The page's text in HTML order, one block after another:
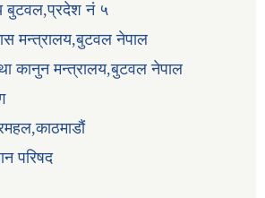
बुटवल,प्रदेश नं ५
मन्त्रालय,बुटवल नेपाल
कानुन मन्त्रालय,बुटवल नेपाल
परिषद